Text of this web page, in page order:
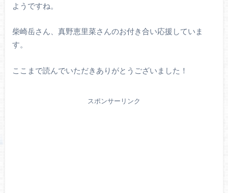
ようですね。
柴崎岳さん、真野恵里菜さんのお付き合い応援していま
す。
ここまで読んでいただきありがとうございました！
スポンサーリンク